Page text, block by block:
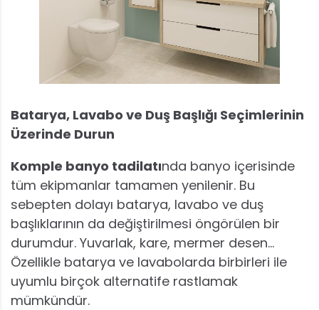
Batarya, Lavabo ve Duş Başlığı Seçimlerinin
Üzerinde Durun
Komple banyo tadilatında banyo içerisinde
tüm ekipmanlar tamamen yenilenir. Bu
sebepten dolayı batarya, lavabo ve duş
başlıklarının da değiştirilmesi öngörülen bir
durumdur. Yuvarlak, kare, mermer desen…
Özellikle batarya ve lavabolarda birbirleri ile
uyumlu birçok alternatife rastlamak
mümkündür.